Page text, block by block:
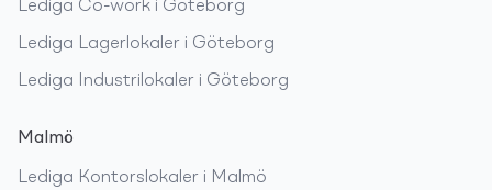
Lediga Co-work i Göteborg
Lediga Lagerlokaler i Göteborg
Lediga Industrilokaler i Göteborg
Malmö
Lediga Kontorslokaler i Malmö